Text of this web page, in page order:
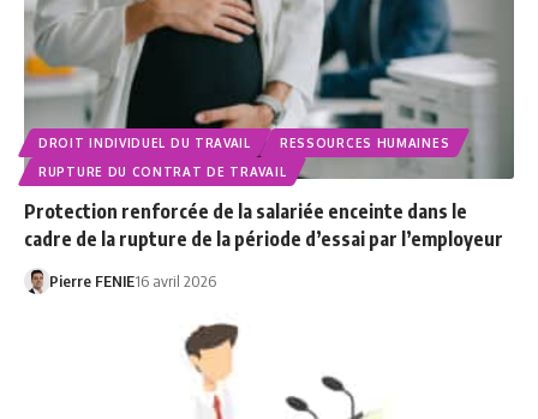
DROIT INDIVIDUEL DU TRAVAIL
RESSOURCES HUMAINES
RUPTURE DU CONTRAT DE TRAVAIL
Protection renforcée de la salariée enceinte dans le
cadre de la rupture de la période d’essai par l’employeur
Pierre FENIE16 avril 2026